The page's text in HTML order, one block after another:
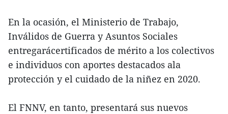
En la ocasión, el Ministerio de Trabajo,
Inválidos de Guerra y Asuntos Sociales
entregarácertificados de mérito a los colectivos
e individuos con aportes destacados ala
protección y el cuidado de la niñez en 2020.
El FNNV, en tanto, presentará sus nuevos